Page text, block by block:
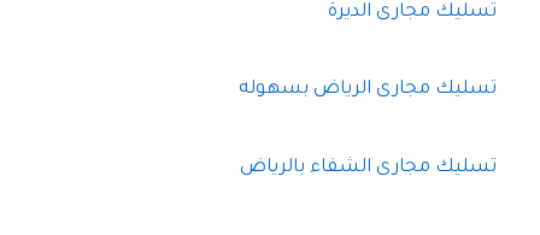
تسليك مجارى الديرة
تسليك مجارى الرياض بسهوله
تسليك مجارى الشفاء بالرياض